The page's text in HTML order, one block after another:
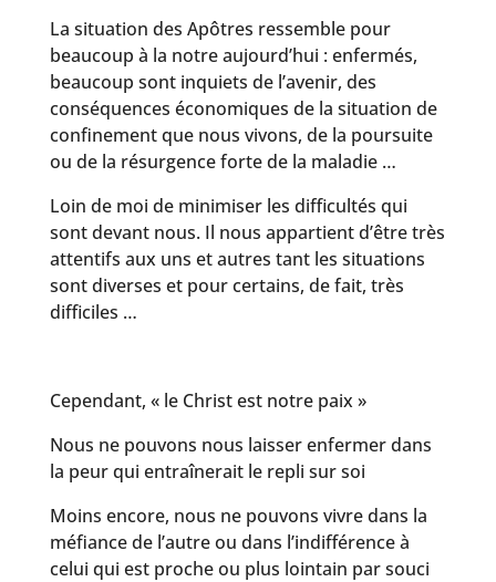
La situation des Apôtres ressemble pour
beaucoup à la notre aujourd’hui : enfermés,
beaucoup sont inquiets de l’avenir, des
conséquences économiques de la situation de
confinement que nous vivons, de la poursuite
ou de la résurgence forte de la maladie …
Loin de moi de minimiser les difficultés qui
sont devant nous. Il nous appartient d’être très
attentifs aux uns et autres tant les situations
sont diverses et pour certains, de fait, très
difficiles …
Cependant, « le Christ est notre paix »
Nous ne pouvons nous laisser enfermer dans
la peur qui entraînerait le repli sur soi
Moins encore, nous ne pouvons vivre dans la
méfiance de l’autre ou dans l’indifférence à
celui qui est proche ou plus lointain par souci